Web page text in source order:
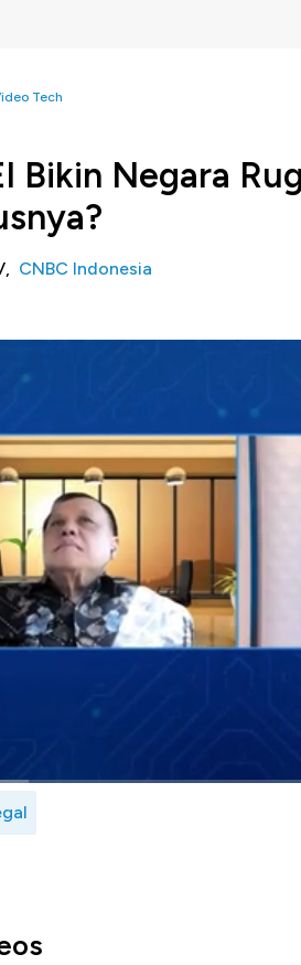
Tech
Bikin Negara
CNBC Indonesia
Equipment Identity atau IMEI yang
Bea Cukai dan merugikan negara
191 ribu ponsel yang
Industri Perangkat Telematika
penegakan hukum terkait
terkait pengawasan di
melihat kejahatan terkait
Umum Asosiasi Industri Perangkat
CNBCIndonesia (Senin, 31/07/